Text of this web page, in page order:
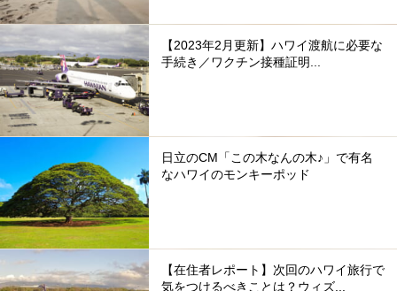
【2023年2月更新】ハワイ渡航に必要な
手続き／ワクチン接種証明...
日立のCM「この木なんの木♪」で有名
なハワイのモンキーポッド
【在住者レポート】次回のハワイ旅行で
気をつけるべきことは？ウィズ...